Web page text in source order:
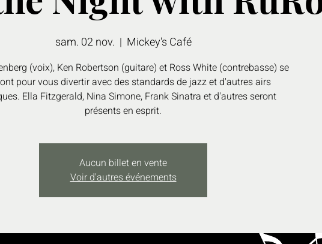
sam. 02 nov.
  |
Mickey's Café
(voix), Ken Robertson (guitare) et Ross White (contrebasse) se
pour vous divertir avec des standards de jazz et d'autres airs
Ella Fitzgerald, Nina Simone, Frank Sinatra et d'autres seront
présents en esprit.
Aucun billet en vente
Voir d'autres événements